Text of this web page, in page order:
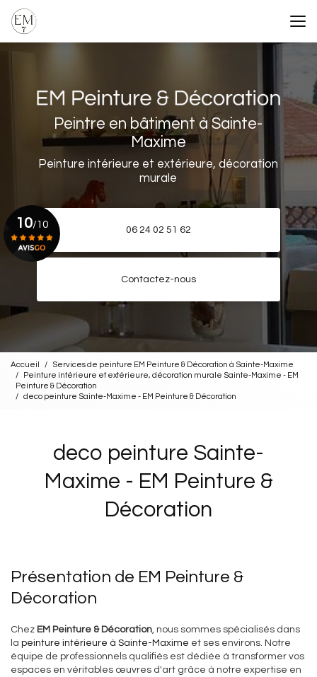
au
contenu
Peintre en bâtiment à Sainte-
Maxime
Peinture intérieure et extérieure, décoration
murale
06 24 02 51 62
Contactez-nous
10/10
Accueil
Services de peinture EM Peinture & Décoration à Sainte-Maxime
Peinture intérieure et extérieure, décoration murale Sainte-Maxime - EM
Peinture & Décoration
deco peinture Sainte-Maxime - EM Peinture & Décoration
deco peinture Sainte-
Maxime - EM Peinture &
Décoration
Présentation de EM Peinture &
Décoration
Chez EM Peinture & Décoration , nous sommes spécialisés dans
la peinture intérieure à Sainte-Maxime et ses environs. Notre
équipe de professionnels qualifiés est dédiée à transformer vos
espaces en véritables œuvres d'art grâce à notre expertise en